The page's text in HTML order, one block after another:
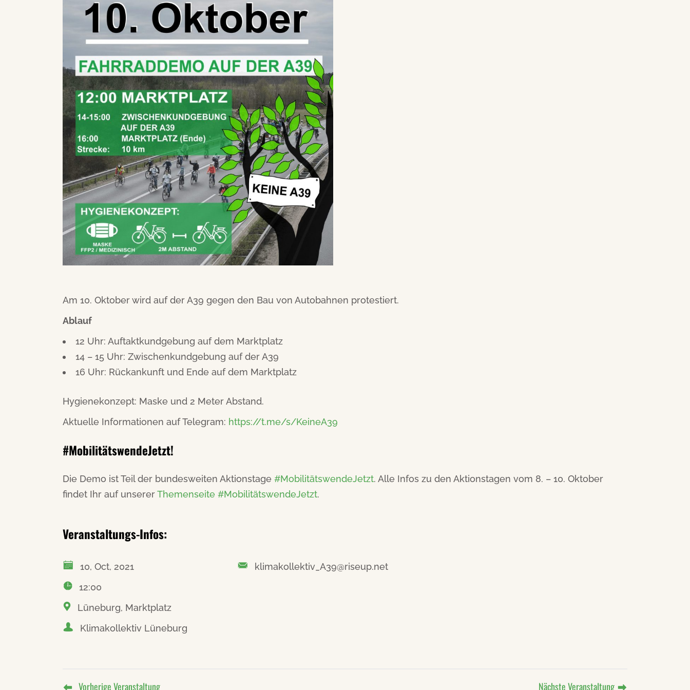
Am 10. Oktober wird auf der A39 gegen den Bau von Autobahnen protestiert.
Ablauf
12 Uhr: Auftaktkundgebung auf dem Marktplatz
14 – 15 Uhr: Zwischenkundgebung auf der A39
16 Uhr: Rückankunft und Ende auf dem Marktplatz
Hygienekonzept: Maske und 2 Meter Abstand.
Aktuelle Informationen auf Telegram: https://t.me/s/KeineA39
#MobilitätswendeJetzt!
Die Demo ist Teil der bundesweiten Aktionstage #MobilitätswendeJetzt. Alle Infos zu den Aktionstagen vom 8. – 10. Oktober
findet Ihr auf unsererThemenseite #MobilitätswendeJetzt.
Veranstaltungs-Infos:
10, Oct, 2021
12:00
Lüneburg, Marktplatz
Klimakollektiv Lüneburg
klimakollektiv_A39@riseup.net
Vorherige Veranstaltung Nächste Veranstaltung